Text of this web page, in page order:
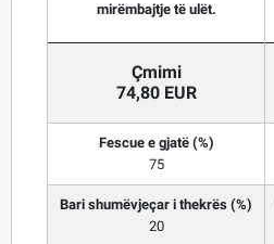
mirëmbajtje të ulët.
Çmimi
74,80 EUR
Fescue e gjatë (%)
75
Bari shumëvjeçar i thekrës (%)
20